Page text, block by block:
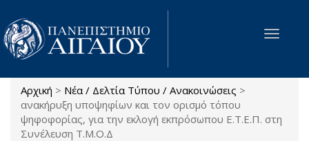
Παράκαμψη προς το κυρίως περιεχόμενο
Toggle
Είστε εδώ
Αρχική > Νέα / Δελτία Τύπου / Ανακοινώσεις >
ανακήρυξη υποψηφίων και τον ορισμό τόπου
ψηφοφορίας, για την εκλογή εκπρόσωπου Ε.Τ.Ε.Π. στη
Συνέλευση Τ.Μ.Ο.Δ